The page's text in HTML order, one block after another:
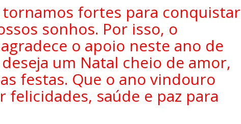
fortes para conquistar
sonhos. Por isso, o
agradece o apoio neste ano de
um Natal cheio de amor,
festas. Que o ano vindouro
felicidades, saúde e paz para